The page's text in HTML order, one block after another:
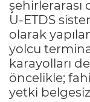
U-ETDS
olarak
yolcu
karayolları
öncelikle;
yetki